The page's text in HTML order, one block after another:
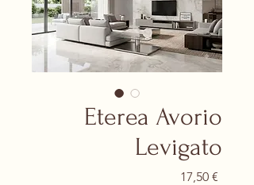
Eterea Avorio
Levigato
17,50 €